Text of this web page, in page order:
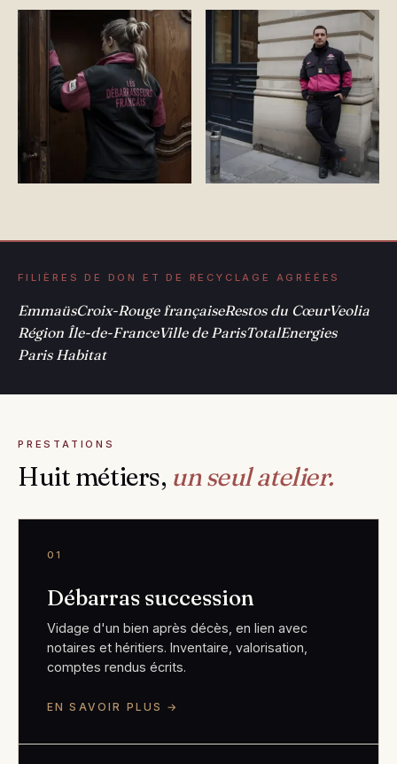
FILIÈRES DE DON ET DE RECYCLAGE AGRÉÉES
EmmaüsCroix-Rouge françaiseRestos du CœurVeolia
Région Île-de-FranceVille de ParisTotalEnergies
Paris Habitat
PRESTATIONS
Huit métiers, un seul atelier.
01
Débarras succession
Vidage d'un bien après décès, en lien avec
notaires et héritiers. Inventaire, valorisation,
comptes rendus écrits.
EN SAVOIR PLUS →